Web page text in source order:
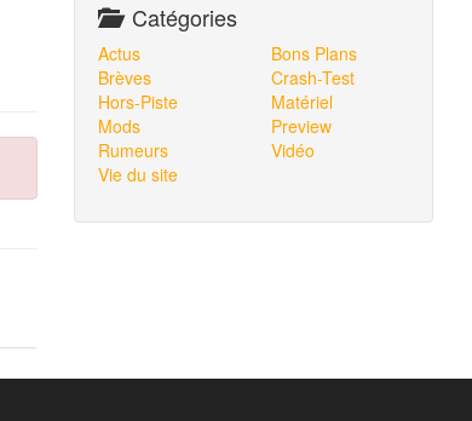
Catégories
Actus
Brèves
Hors-Piste
Mods
Rumeurs
Vie du site
Bons Plans
Crash-Test
Matériel
Preview
Vidéo